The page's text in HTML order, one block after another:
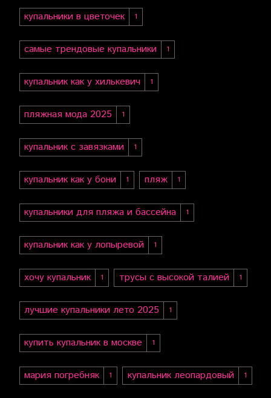
купальники в цветочек 1
самые трендовые купальники 1
купальник как у хилькевич 1
пляжная мода 2025 1
купальник с завязками 1
купальник как у бони 1 пляж 1
купальники для пляжа и бассейна 1
купальник как у лопыревой 1
хочу купальник 1 трусы с высокой талией 1
лучшие купальники лето 2025 1
купить купальник в москве 1
мария погребняк 1 купальник леопардовый 1